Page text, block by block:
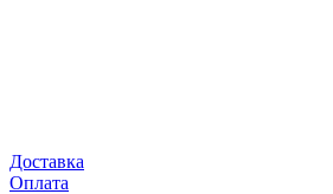
Доставка
Оплата